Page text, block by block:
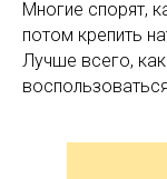
Многие спорят,
потом крепить
Лучше всего,